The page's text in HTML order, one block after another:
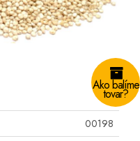
Ako balíme
tovar?
00198